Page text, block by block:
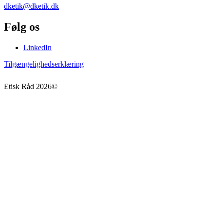
dketik@dketik.dk
Følg os
LinkedIn
Tilgængelighedserklæring
Etisk Råd 2026©